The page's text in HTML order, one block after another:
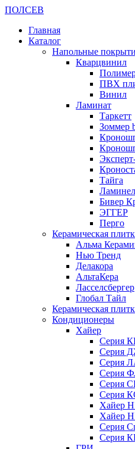
ПОЛСЕВ
Главная
Каталог
Напольные
Кварцвинил
ПВХ
Винил
Ламинат
Таркетт
Зоммер
Тайга
Бивер
ЭГГЕР
Перго
Керамическая
Альма
Нью Тренд
Делакора
АльтаКера
Ласселсбергер
Глобал Тайл
Керамическая
Кондиционеры
Хайер
Серия
Серия
Серия
Серия
Серия
Серия
Хайер
Хайер
Серия
Серия